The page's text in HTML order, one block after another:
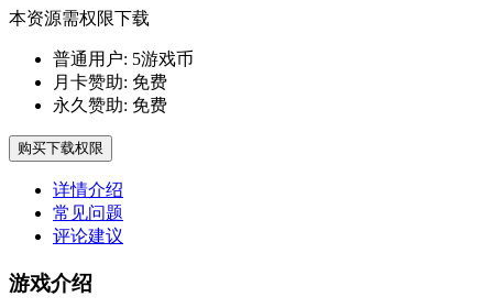
本资源需权限下载
普通用户: 5游戏币
月卡赞助: 免费
永久赞助: 免费
购买下载权限
详情介绍
常见问题
评论建议
游戏介绍